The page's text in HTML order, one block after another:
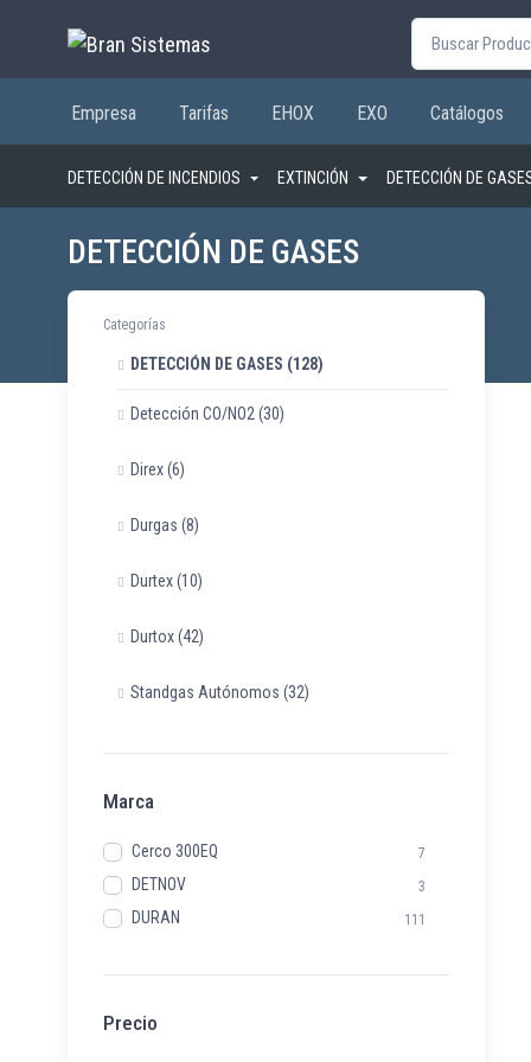
Buscar por:
Empresa Tarifas EHOX EXO Catálogos
DETECCIÓN DE INCENDIOS EXTINCIÓN DETECCIÓN DE
DETECCIÓN DE GASES
Categorías
DETECCIÓN DE GASES (128)
Detección CO/NO2 (30)
Direx(6)
Durgas (8)
Durtex(10)
Durtox(42)
Standgas Autónomos (32)
Marca
Cerco 300EQ 7
DETNOV 3
DURAN 111
Precio